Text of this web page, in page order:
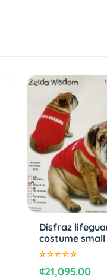
Disfraz
costume small
¢21,095.00